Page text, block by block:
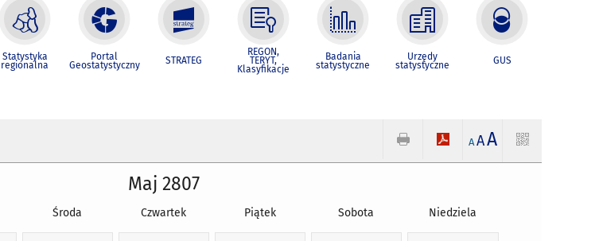
Statystyka
regionalna
Portal
Geostatystyczny STRATEG
REGON,
TERYT,
Klasyfikacje
Badania
statystyczne
Urzędy
statystyczne GUS
A AA
Maj 2807
Środa Czwartek Piątek Sobota Niedziela